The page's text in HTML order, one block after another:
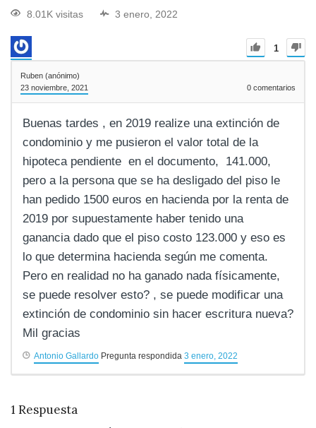
8.01K visitas 3 enero, 2022
1
Ruben (anónimo)
23 noviembre, 2021
0 comentarios
Buenas tardes , en 2019 realize una extinción de
condominio y me pusieron el valor total de la
hipoteca pendiente en el documento, 141.000,
pero a la persona que se ha desligado del piso le
han pedido 1500 euros en hacienda por la renta de
2019 por supuestamente haber tenido una
ganancia dado que el piso costo 123.000 y eso es
lo que determina hacienda según me comenta.
Pero en realidad no ha ganado nada físicamente,
se puede resolver esto? , se puede modificar una
extinción de condominio sin hacer escritura nueva?
Mil gracias
Antonio Gallardo Pregunta respondida 3 enero, 2022
1 Respuesta